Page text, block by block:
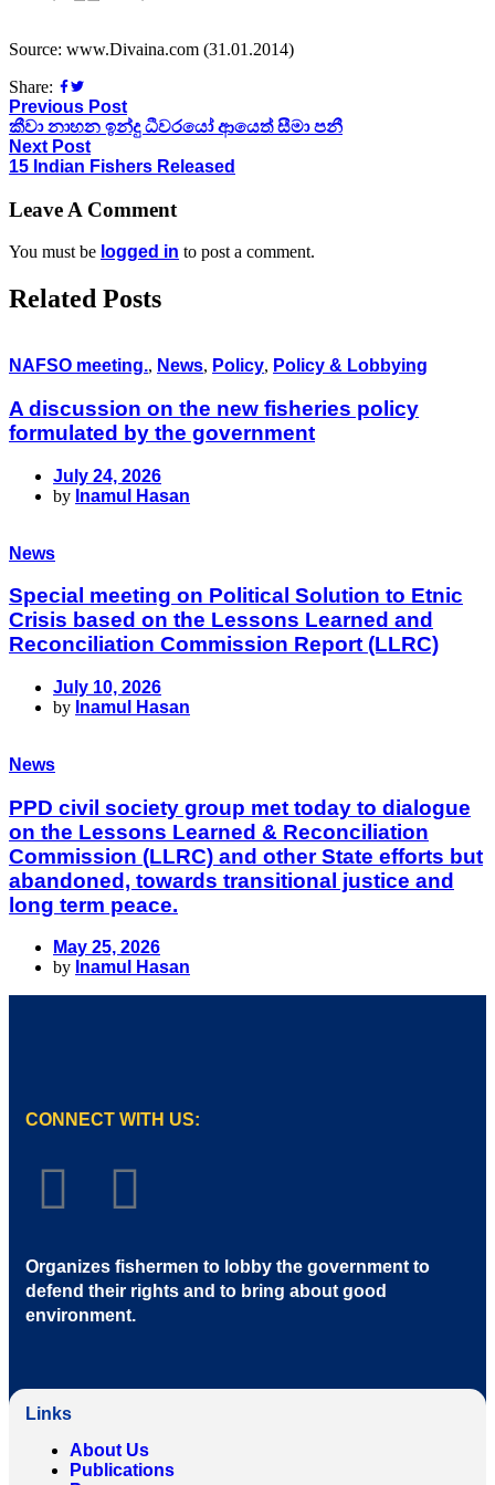
Source: www.Divaina.com (31.01.2014)
Share:
Previous Post
කීවා නාහන ඉන්දු ධීවරයෝ ආයෙත් සීමා පනී
Next Post
15 Indian Fishers Released
Leave A Comment
You must be logged in to post a comment.
Related Posts
NAFSO meeting., News, Policy, Policy & Lobbying
A discussion on the new fisheries policy
formulated by the government
July 24, 2026
by Inamul Hasan
News
Special meeting on Political Solution to Etnic
Crisis based on the Lessons Learned and
Reconciliation Commission Report (LLRC)
July 10, 2026
by Inamul Hasan
News
PPD civil society group met today to dialogue
on the Lessons Learned & Reconciliation
Commission (LLRC) and other State efforts but
abandoned, towards transitional justice and
long term peace.
May 25, 2026
by Inamul Hasan
CONNECT WITH US:
Organizes fishermen to lobby the government to
defend their rights and to bring about good
environment.
Links
About Us
Publications